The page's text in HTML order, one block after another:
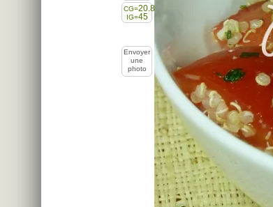
CG=20.8
IG=45
Envoyer
une
photo